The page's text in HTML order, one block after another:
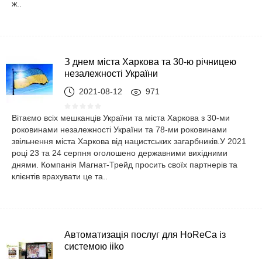
ж..
З днем ​​міста Харкова та 30-ю річницею
незалежності України
2021-08-12 971
Вітаємо всіх мешканців України та міста Харкова з 30-ми
роковинами незалежності України та 78-ми роковинами
звільнення міста Харкова від нацистських загарбників.У 2021
році 23 та 24 серпня оголошено державними вихідними
днями. Компанія Магнат-Трейд просить своїх партнерів та
клієнтів врахувати це та..
Автоматизація послуг для HoReCa із
системою iiko